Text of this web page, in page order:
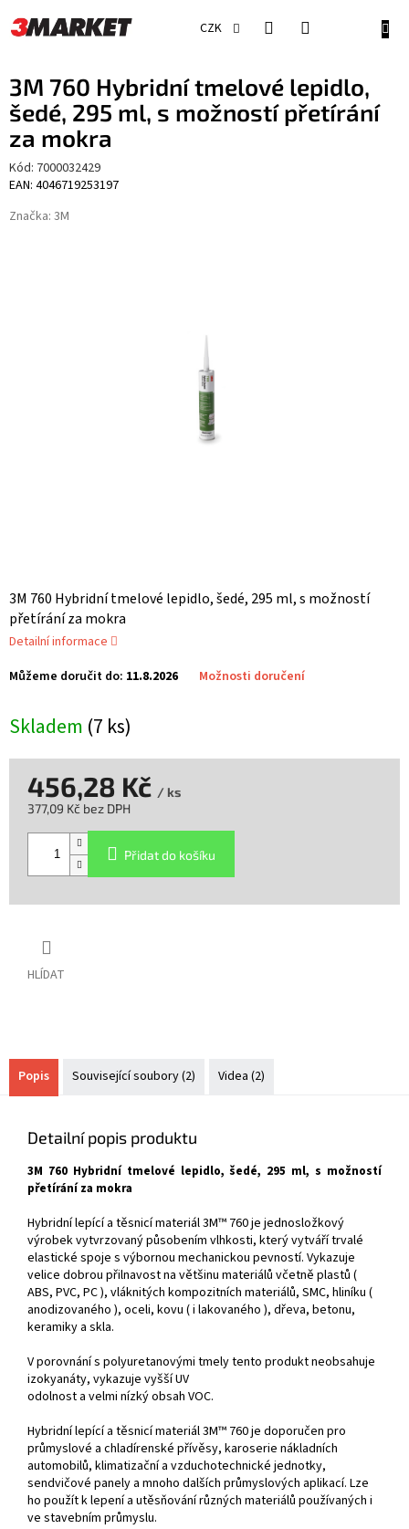
na
obsah
CZK
3M 760 Hybridní tmelové lepidlo,
šedé, 295 ml, s možností přetírání
za mokra
Kód: 7000032429
EAN: 4046719253197
Značka: 3M
Skladem (7 ks)
Můžeme doručit do: 11.8.2026 Možnosti doručení
3M 760 Hybridní tmelové lepidlo, šedé, 295 ml, s možností
přetírání za mokra
Detailní informace
HLÍDAT
456,28 Kč / ks
377,09 Kč bez DPH
Přidat do košíku
Popis Související soubory (2) Videa (2)
Detailní popis produktu
3M 760 Hybridní tmelové lepidlo, šedé, 295 ml, s možností
přetírání za mokra
Hybridní lepící a těsnicí materiál 3M™ 760 je jednosložkový
výrobek vytvrzovaný působením vlhkosti, který vytváří trvalé
elastické spoje s výbornou mechanickou pevností. Vykazuje
velice dobrou přilnavost na většinu materiálů včetně plastů (
ABS, PVC, PC ), vláknitých kompozitních materiálů, SMC, hliníku (
anodizovaného ), oceli, kovu ( i lakovaného ), dřeva, betonu,
keramiky a skla.
V porovnání s polyuretanovými tmely tento produkt neobsahuje
izokyanáty, vykazuje vyšší UV
odolnost a velmi nízký obsah VOC.
Hybridní lepící a těsnicí materiál 3M™ 760 je doporučen pro
průmyslové a chladírenské přívěsy, karoserie nákladních
automobilů, klimatizační a vzduchotechnické jednotky,
sendvičové panely a mnoho dalších průmyslových aplikací. Lze
ho použít k lepení a utěsňování různých materiálů používaných i
ve stavebním průmyslu.